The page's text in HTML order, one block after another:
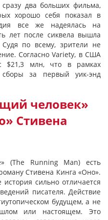
два больших фильма,
хорошо себя показал в
все же надеялась на
лет после сиквела вышла
по всему, зрители не
Согласно Variety, в США
$21,3 млн, что в рамках
за первый уик-энд
человек»
Стивена
(The Running Man) есть
Стивена Кинга «Оно».
сильно отличается
писателя. Действие
будущем, а не
или настоящем. Это